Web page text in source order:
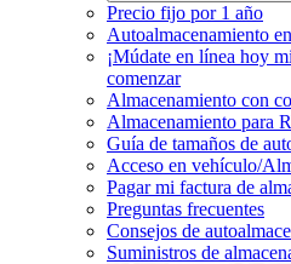
Precio fijo por 1 año
Autoalmacenamiento en
¡Múdate en línea hoy
comenzar
Almacenamiento con
Almacenamiento para
Guía de tamaños de
Acceso en vehículo/
Pagar mi factura de
Preguntas frecuentes
Consejos de
Suministros de